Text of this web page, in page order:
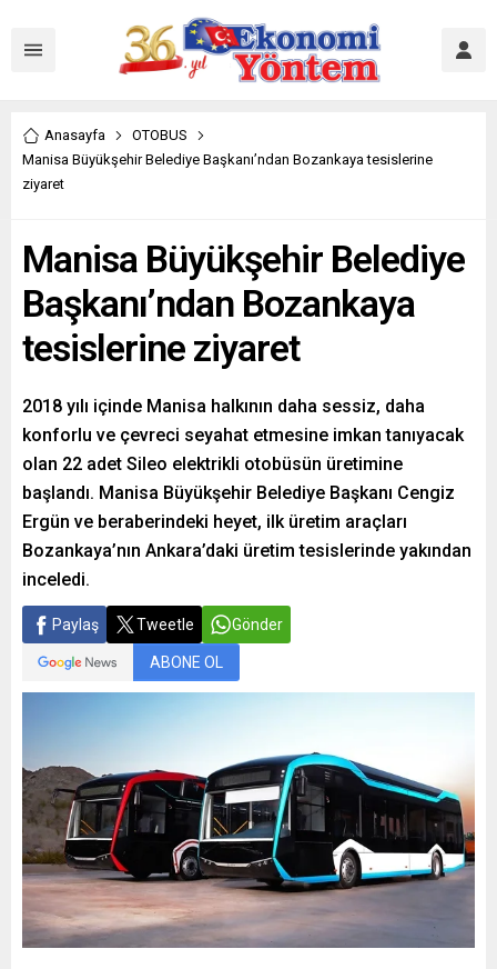
Anasayfa
OTOBUS
Manisa Büyükşehir Belediye Başkanı’ndan Bozankaya tesislerine
ziyaret
Manisa Büyükşehir Belediye
Başkanı’ndan Bozankaya
tesislerine ziyaret
2018 yılı içinde Manisa halkının daha sessiz, daha
konforlu ve çevreci seyahat etmesine imkan tanıyacak
olan 22 adet Sileo elektrikli otobüsün üretimine
başlandı. Manisa Büyükşehir Belediye Başkanı Cengiz
Ergün ve beraberindeki heyet, ilk üretim araçları
Bozankaya’nın Ankara’daki üretim tesislerinde yakından
inceledi.
Paylaş Tweetle Gönder
ABONE OL